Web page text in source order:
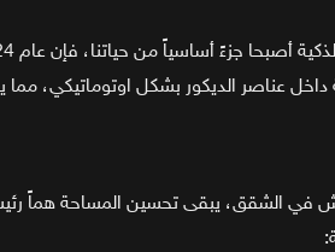
حياتنا، فإن عام 2024 سيشهد تكاملاً تكنولوجياً سلساً وغير مرئي تقريباً.
عناصر الديكور بشكل اوتوماتيكي، مما
في الشقق، يبقى تحسين المساحة هماً